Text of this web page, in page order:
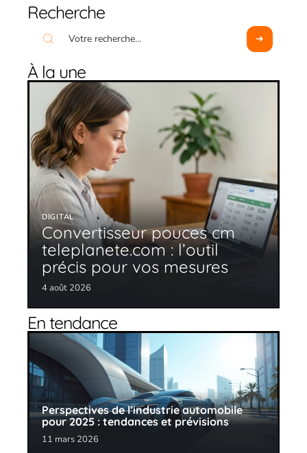
Recherche
À la une
DIGITAL
Convertisseur pouces cm
teleplanete.com : l’outil
précis pour vos mesures
4 août 2026
En tendance
Perspectives de l’industrie automobile
pour 2025 : tendances et prévisions
11 mars 2026